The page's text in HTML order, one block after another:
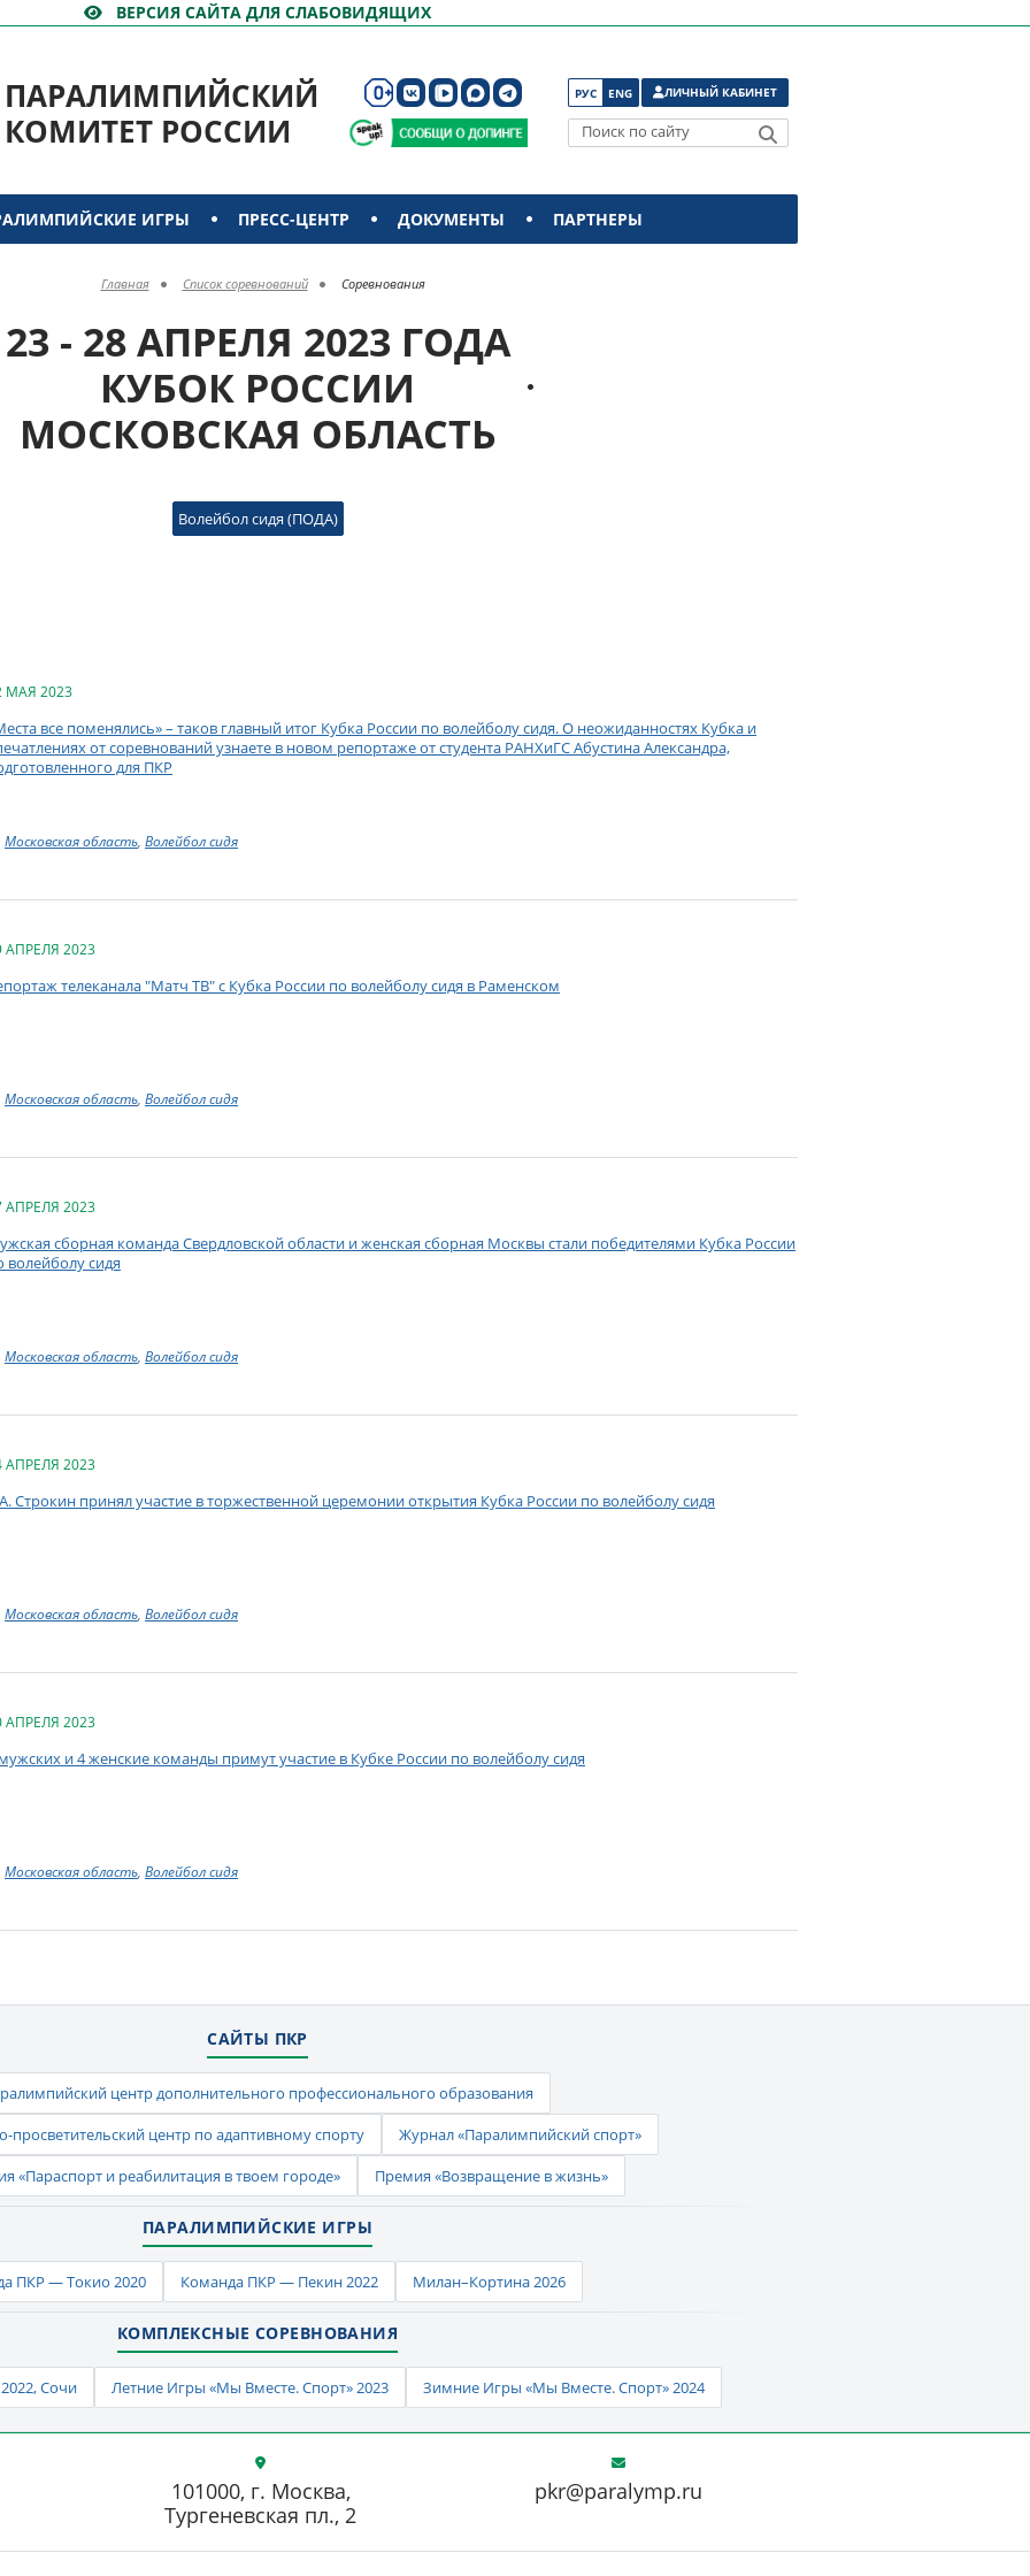
ВЕРСИЯ САЙТА ДЛЯ СЛАБОВИДЯЩИХ
ПАРАЛИМПИЙСКИЙ
КОМИТЕТ РОССИИ
РУС ENG ЛИЧНЫЙ КАБИНЕТ
Поиск по сайту
ИГРЫ ПРЕСС-ЦЕНТР ДОКУМЕНТЫ ПАРТНЕРЫ
Главная Список соревнований Соревнования
23 - 28 АПРЕЛЯ 2023 ГОДА
КУБОК РОССИИ
МОСКОВСКАЯ ОБЛАСТЬ
Волейбол сидя (ПОДА)
МАЯ 2023
все поменялись» – таков главный итог Кубка России по волейболу сидя. О неожиданностях Кубка и
от соревнований узнаете в новом репортаже от студента РАНХиГС Абустина Александра,
для ПКР
Московская область, Волейбол сидя
АПРЕЛЯ 2023
телеканала "Матч ТВ" с Кубка России по волейболу сидя в Раменском
Московская область, Волейбол сидя
АПРЕЛЯ 2023
сборная команда Свердловской области и женская сборная Москвы стали победителями Кубка России
волейболу сидя
Московская область, Волейбол сидя
АПРЕЛЯ 2023
Строкин принял участие в торжественной церемонии открытия Кубка России по волейболу сидя
Московская область, Волейбол сидя
АПРЕЛЯ 2023
и 4 женские команды примут участие в Кубке России по волейболу сидя
Московская область, Волейбол сидя
САЙТЫ ПКР
центр дополнительного профессионального образования
просветительский центр по адаптивному спорту
Журнал «Паралимпийский спорт»
«Параспорт и реабилитация в твоем городе»
Премия «Возвращение в жизнь»
ПАРАЛИМПИЙСКИЕ ИГРЫ
ПКР — Токио 2020 Команда ПКР — Пекин 2022 Милан–Кортина 2026
КОМПЛЕКСНЫЕ СОРЕВНОВАНИЯ
Сочи Летние Игры «Мы Вместе. Спорт» 2023 Зимние Игры «Мы Вместе. Спорт» 2024
pkr@paralymp.ru
101000, г. Москва,
Тургеневская пл., 2